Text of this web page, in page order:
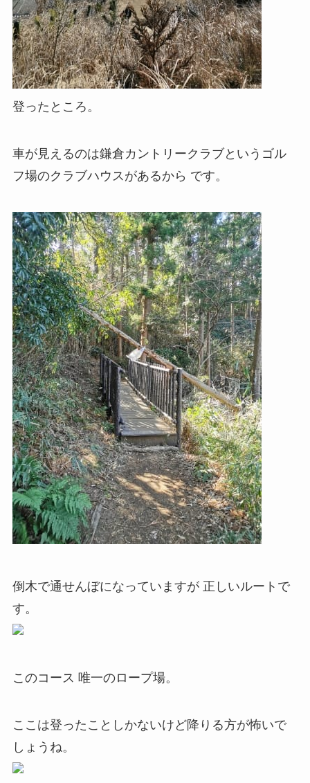
登ったところ。
車が見えるのは鎌倉カントリークラブというゴル
フ場のクラブハウスがあるから です。
倒木で通せんぼになっていますが 正しいルートで
す。
このコース 唯一のロープ場。
ここは登ったことしかないけど降りる方が怖いで
しょうね。